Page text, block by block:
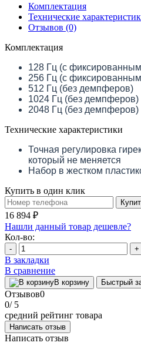
Комплектация
Технические
Отзывов (0)
Комплектация
128 Гц (с
256 Гц (с
512 Гц (без демпферов)
1024 Гц (без демпферов)
2048 Гц (без демпферов)
Технические характеристики
Точная регулировка
который не меняется
Набор в жестком
Купить в один клик
16 894 ₽
Нашли данный товар дешевле?
Кол-во:
- +
В закладки
В сравнение
В корзину Быстрый
Отзывов0
0/ 5
средний рейтинг товара
Написать отзыв
Написать отзыв